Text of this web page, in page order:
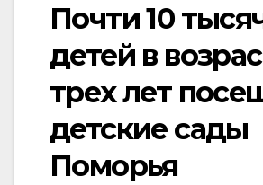
Почти 10
детей в
трех лет
детские сады
Поморья